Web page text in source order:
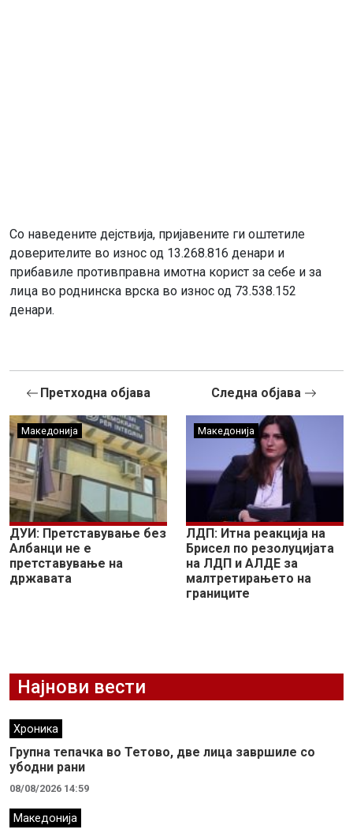
Со наведените дејствија, пријавените ги оштетиле
доверителите во износ од 13.268.816 денари и
прибавиле противправна имотна корист за себе и за
лица во роднинска врска во износ од 73.538.152
денари.
Претходна објава
Македонија
ДУИ: Претставување без
Албанци не е
претставување на
државата
Следна објава
Македонија
ЛДП: Итна реакција на
Брисел по резолуцијата
на ЛДП и АЛДЕ за
малтретирањето на
границите
Најнови вести
Хроника
Групна тепачка во Тетово, две лица завршиле со
убодни рани
08/08/2026 14:59
Македонија